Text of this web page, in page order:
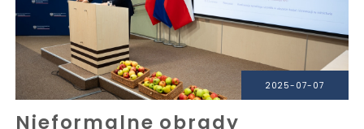
2025-07-07
Nieformalne obrady